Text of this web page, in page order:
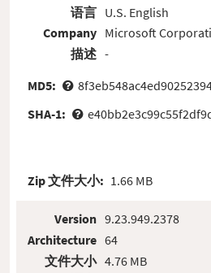
语言
Company
描述
U.S. English
Microsoft
-
MD5:
SHA-1:
Zip 文件大小: 1.66 MB
Version
Architecture
文件大小
9.23.949.2378
64
4.76 MB